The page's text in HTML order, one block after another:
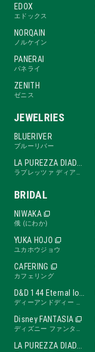
EDOX
エドックス
NORQAIN
ノルケイン
PANERAI
パネライ
ZENITH
ゼニス
JEWELRIES
BLUERIVER
ブルーリバー
LA PUREZZA DIADE
ラプレッツァ ディアーデ
BRIDAL
NIWAKA
俄 (にわか)
YUKA HOJO
ユカホウジョウ
CAFERING
カフェリング
D&D 144 Eternal love band
ディーアンドディー ワンフォーティーフォー エターナルラブバンド
Disney FANTASIA
ディズニー ファンタジア
LA PUREZZA DIADE